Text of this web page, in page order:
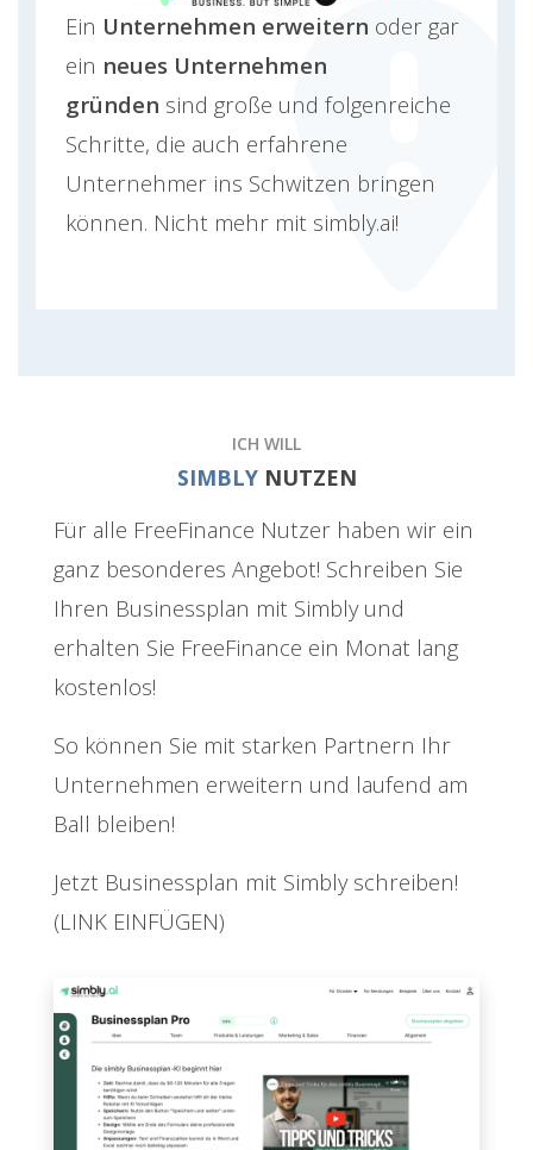
Ein Unternehmen erweitern oder gar
ein neues Unternehmen
gründen sind große und folgenreiche
Schritte, die auch erfahrene
Unternehmer ins Schwitzen bringen
können. Nicht mehr mit simbly.ai!
ICH WILL
SIMBLY NUTZEN
Für alle FreeFinance Nutzer haben wir ein
ganz besonderes Angebot! Schreiben Sie
Ihren Businessplan mit Simbly und
erhalten Sie FreeFinance ein Monat lang
kostenlos!
So können Sie mit starken Partnern Ihr
Unternehmen erweitern und laufend am
Ball bleiben!
Jetzt Businessplan mit Simbly schreiben!
(LINK EINFÜGEN)